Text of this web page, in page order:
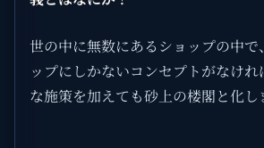
世の中に無数にあるショップの中で
ップにしかないコンセプトがなけ
な施策を加えても砂上の楼閣と化し